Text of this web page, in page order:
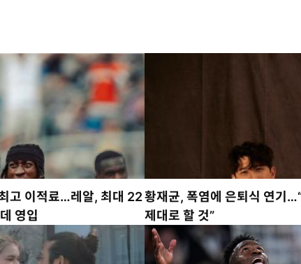
고 이적료…레알, 최대 22
영입
황재균, 폭염에 은퇴식 연기
제대로 할 것”